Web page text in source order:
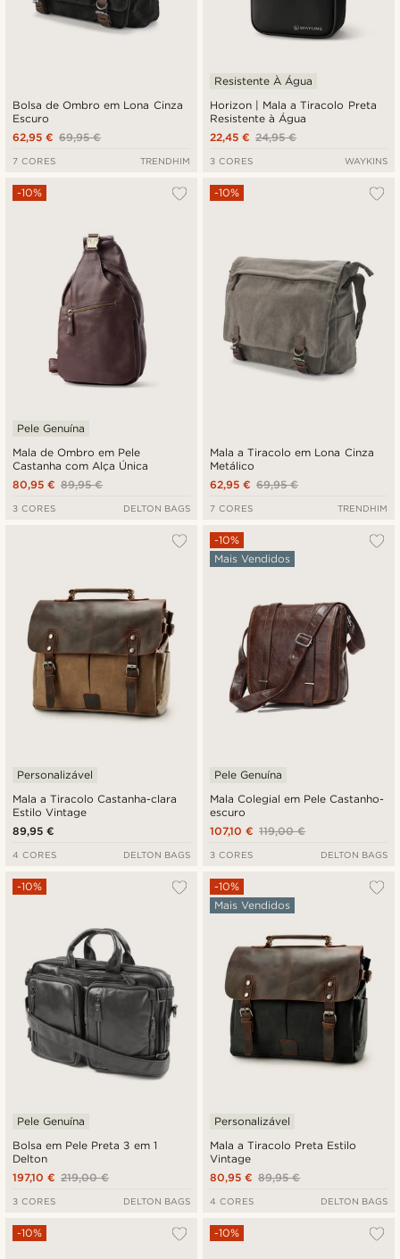
Bolsa de Ombro em Lona Cinza
Escuro
69,95 €
62,95 €
7 CORES TRENDHIM
Horizon | Mala a Tiracolo Preta
Resistente à Água
Resistente À Água
24,95 €
22,45 €
3 CORES WAYKINS
Mala de Ombro em Pele
Castanha com Alça Única
-10%
Pele Genuína
89,95 €
80,95 €
3 CORES DELTON BAGS
Mala a Tiracolo em Lona Cinza
Metálico
-10%
69,95 €
62,95 €
7 CORES TRENDHIM
Mala a Tiracolo Castanha-clara
Estilo Vintage
Personalizável
89,95 €
4 CORES DELTON BAGS
Mala Colegial em Pele Castanho-
escuro
-10%
Mais Vendidos
Pele Genuína
119,00 €
107,10 €
3 CORES DELTON BAGS
Bolsa em Pele Preta 3 em 1
Delton
-10%
Pele Genuína
219,00 €
197,10 €
3 CORES DELTON BAGS
Mala a Tiracolo Preta Estilo
Vintage
-10%
Mais Vendidos
Personalizável
89,95 €
80,95 €
4 CORES DELTON BAGS
-10% -10%